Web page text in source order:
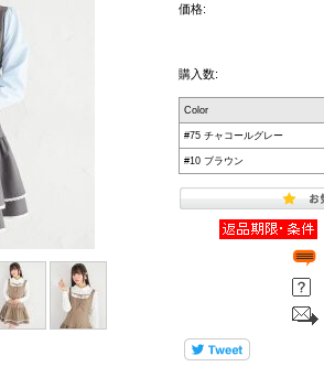
価格:
購入数:
Color
#75 チャコールグレー
#10 ブラウン